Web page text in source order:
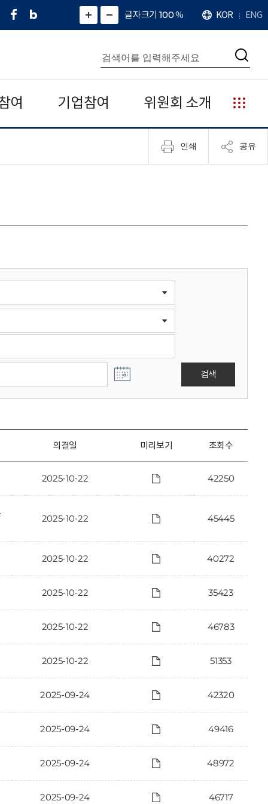
페
네
그
)
화
면
면
소
확
대
치
글자크기 100%
언
어
KOR ENG
통
합
검
색
검
여 기업참여 위원회 소개
누
리
집
안
인쇄 공유
검색
의결일 미리보기 조회수
2025-10-22 42250
2025-10-22 45445
2025-10-22 40272
2025-10-22 35423
2025-10-22 46783
2025-10-22 51353
2025-09-24 42320
2025-09-24 49416
2025-09-24 48972
2025-09-24 46717